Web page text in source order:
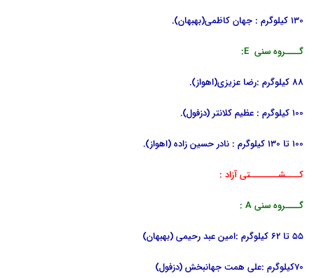
130 کیلوگرم : جهان کاظمی(بهبهان).
گــــروه سنی E:
88 کیلوگرم :رضا عزیزی(اهواز).
100 کیلوگرم : عظیم کلانتر (دزفول).
100 تا 130 کیلوگرم : نادر حسین زاده (اهواز).
کــــشــــــــتی آزاد :
گــــروه سنی A :
55 تا 62 کیلوگرم :امین عبد رحیمی (بهبهان)
70کیلوگرم :علی همت جهانبخش (دزفول)